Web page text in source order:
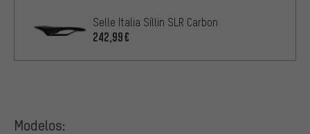
Selle Italia Síllin SLR Carbon
242,99€
Modelos: